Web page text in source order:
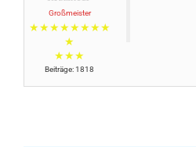
Großmeister
★★★★★★★★
★
★★★
Beiträge: 1818